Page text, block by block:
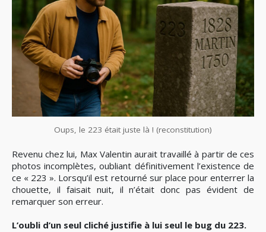
Oups, le 223 était juste là ! (reconstitution)
Revenu chez lui, Max Valentin aurait travaillé à partir de ces
photos incomplètes, oubliant définitivement l’existence de
ce « 223 ». Lorsqu’il est retourné sur place pour enterrer la
chouette, il faisait nuit, il n’était donc pas évident de
remarquer son erreur.
L’oubli d’un seul cliché justifie à lui seul le bug du 223.